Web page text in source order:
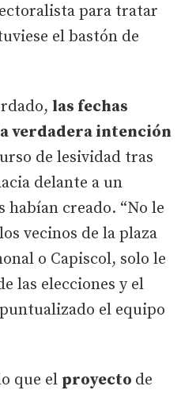
para tratar
el bastón de
las fechas
verdadera intención
de lesividad tras
delante a un
habían creado. “No le
vecinos de la plaza
o Capiscol, solo le
las elecciones y el
el equipo
que el proyecto de